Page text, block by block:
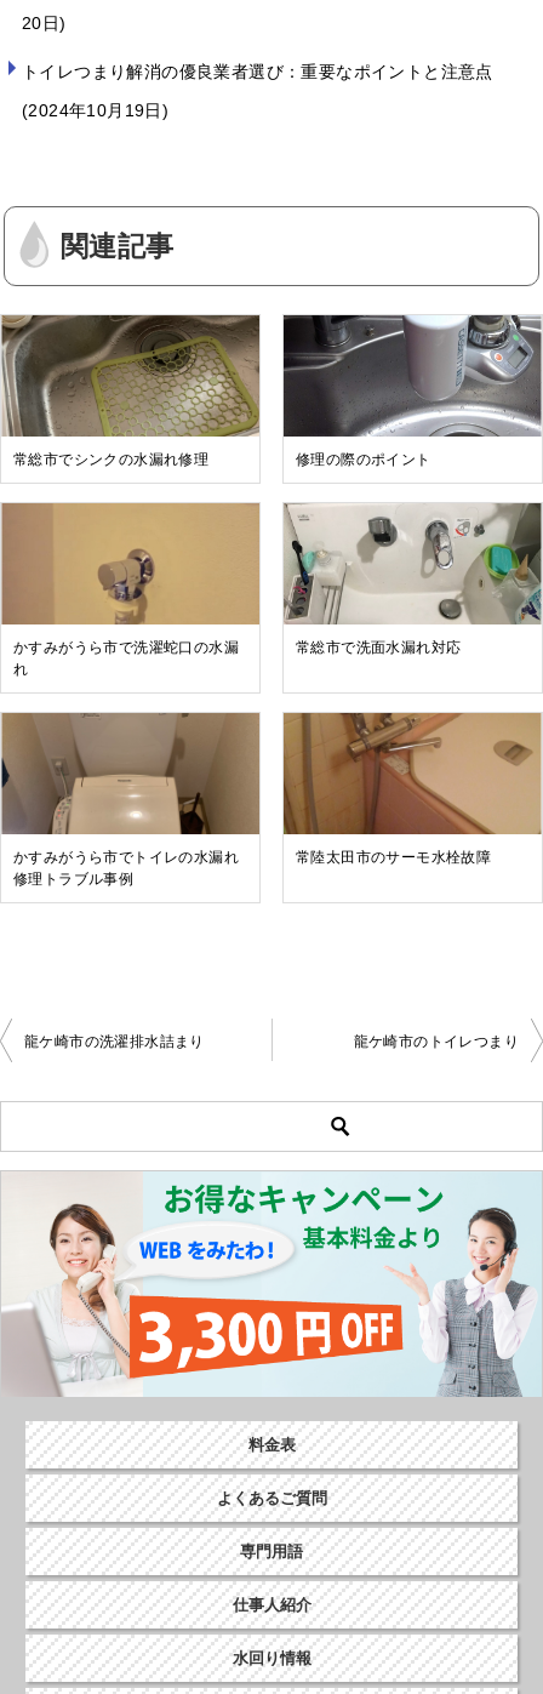
20日
トイレつまり解消の優良業者選び：重要なポイントと注意点
2024年10月19日
関連記事
常総市でシンクの水漏れ修理 修理の際のポイント
かすみがうら市で洗濯蛇口の水漏
れ
常総市で洗面水漏れ対応
かすみがうら市でトイレの水漏れ
修理トラブル事例
常陸太田市のサーモ水栓故障
投
稿
ビ
ゲ
ー
シ
ョ
ン
龍ケ崎市の洗濯排水詰まり 龍ケ崎市のトイレつまり
料金表
よくあるご質問
専門用語
仕事人紹介
水回り情報